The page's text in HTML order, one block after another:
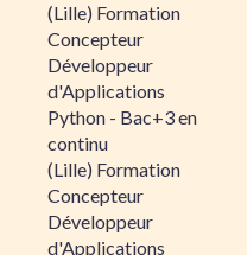
(Lille) Formation
Concepteur
Développeur
d'Applications
Python - Bac+3 en
continu
(Lille) Formation
Concepteur
Développeur
d'Applications